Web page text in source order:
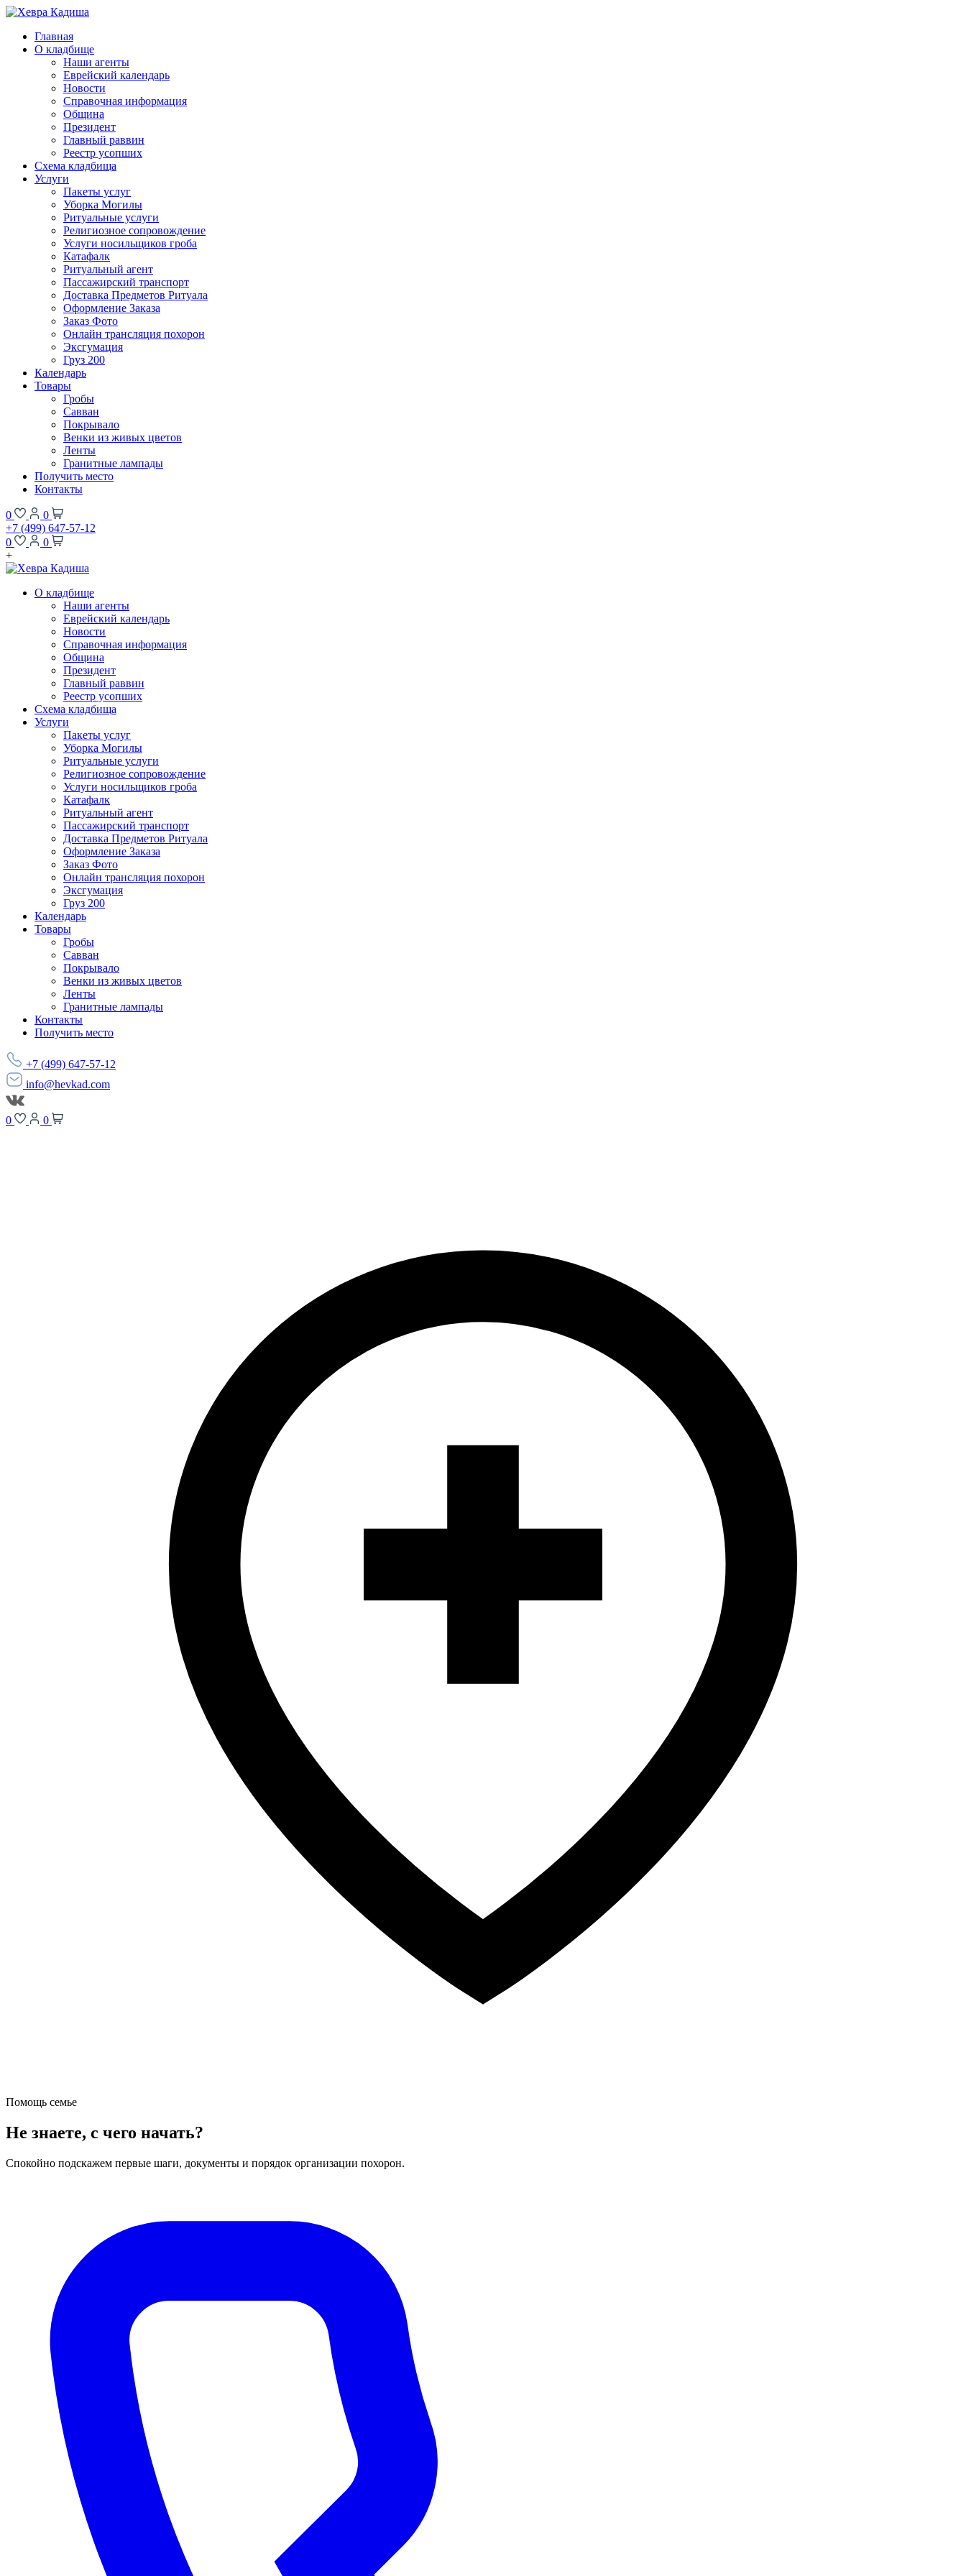
Главная
О кладбище
Наши агенты
Еврейский календарь
Новости
Справочная информация
Община
Президент
Главный раввин
Реестр усопших
Схема кладбища
Услуги
Пакеты услуг
Уборка Могилы
Ритуальные услуги
Религиозное сопровождение
Услуги носильщиков гроба
Катафалк
Ритуальный агент
Пассажирский транспорт
Доставка Предметов Ритуала
Оформление Заказа
Заказ Фото
Онлайн трансляция похорон
Эксгумация
Груз 200
Календарь
Товары
Гробы
Савван
Покрывало
Венки из живых цветов
Ленты
Гранитные лампады
Получить место
Контакты
0
0
+7 (499) 647-57-12
0
0
+
О кладбище
Наши агенты
Еврейский календарь
Новости
Справочная информация
Община
Президент
Главный раввин
Реестр усопших
Схема кладбища
Услуги
Пакеты услуг
Уборка Могилы
Ритуальные услуги
Религиозное сопровождение
Услуги носильщиков гроба
Катафалк
Ритуальный агент
Пассажирский транспорт
Доставка Предметов Ритуала
Оформление Заказа
Заказ Фото
Онлайн трансляция похорон
Эксгумация
Груз 200
Календарь
Товары
Гробы
Савван
Покрывало
Венки из живых цветов
Ленты
Гранитные лампады
Контакты
Получить место
+7 (499) 647-57-12
info@hevkad.com
0 0
Помощь семье
Не знаете, с чего начать?
Спокойно подскажем первые шаги, документы и порядок организации похорон.